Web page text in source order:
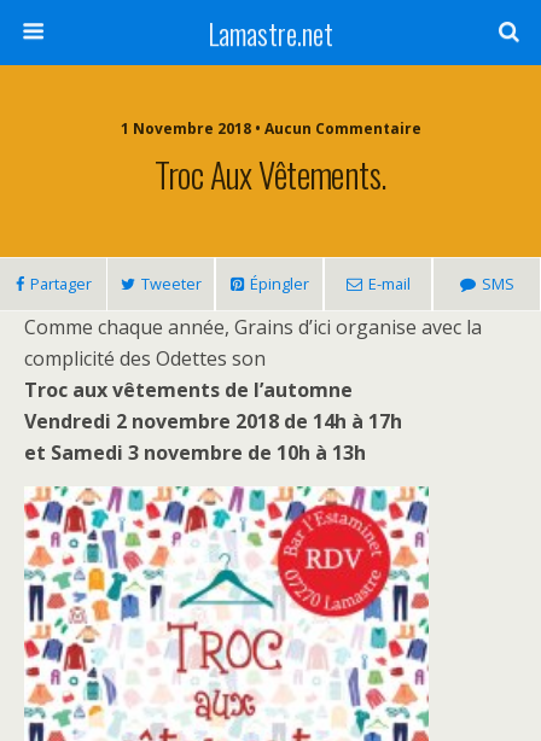
Lamastre.net
1 Novembre 2018 • Aucun Commentaire
Troc Aux Vêtements.
Partager Tweeter Épingler E-mail SMS
Comme chaque année, Grains d’ici organise avec la
complicité des Odettes son
Troc aux vêtements de l’automne
Vendredi 2 novembre 2018 de 14h à 17h
et Samedi 3 novembre de 10h à 13h